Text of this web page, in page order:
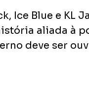
Ice Blue e KL
aliada à
deve ser